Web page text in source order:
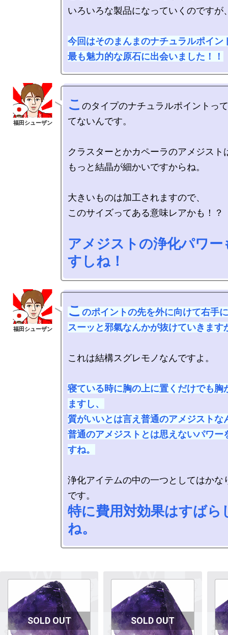
いろいろな製品になっていくのですが
今回はそのまんまのナチュラルポイン
最も魅力的な原石に出会いました！！
こ のタイプのナチュラルポイントっ
てないんです。
クラスターとかカペーラのアメジスト
もっと結晶が細かいですからね。
大きいものは加工されますので、
このサイズってある意味レアかも！？
アメジストの浄化パワー
すしね！
このポイントの先を外に向けて右手
スーッと邪氣なんかが抜けていきます
これは結構スグレモノなんですよ。
寝ている時に胸の上に置くだけでも胸
ますし、
質がいいとは言え普通のアメジストな
普通のアメジストとは思えないパワー
すね。
浄化アイテムの中の一つとしてはかな
特に費用対効果はすばら
ね。